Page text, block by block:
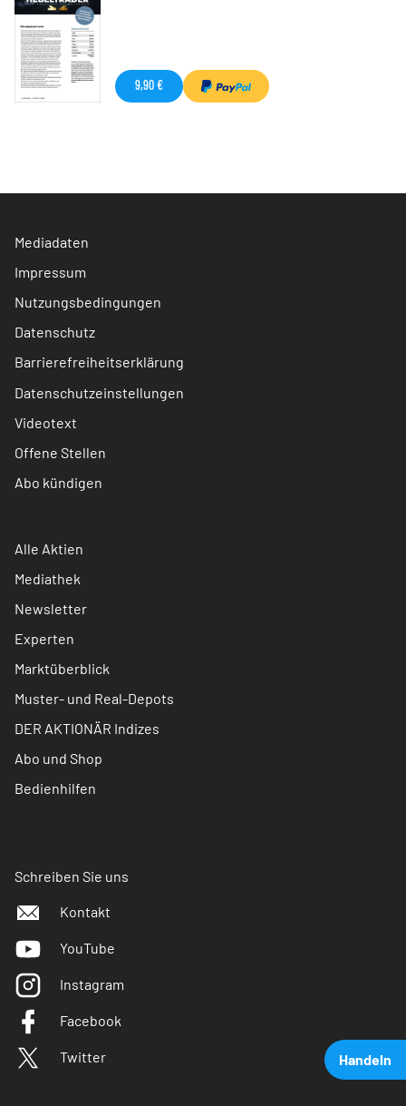
Handeln
9,90 €
Mediadaten
Impressum
Nutzungsbedingungen
Datenschutz
Barrierefreiheitserklärung
Datenschutzeinstellungen
Videotext
Offene Stellen
Abo kündigen
Alle Aktien
Mediathek
Newsletter
Experten
Marktüberblick
Muster- und Real-Depots
DER AKTIONÄR Indizes
Abo und Shop
Bedienhilfen
Schreiben Sie uns
Kontakt
YouTube
Instagram
Facebook
Twitter